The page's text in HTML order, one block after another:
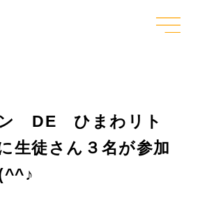
ン DE ひまわリト
生徒さん３名が参加